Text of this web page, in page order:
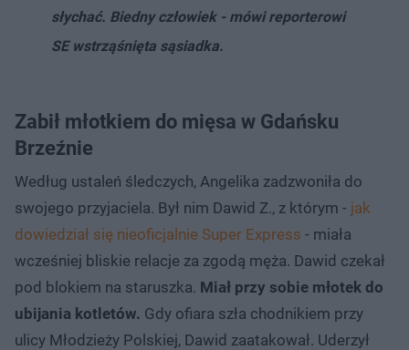
słychać. Biedny człowiek - mówi reporterowi
SE wstrząśnięta sąsiadka.
Zabił młotkiem do mięsa w Gdańsku
Brzeźnie
Według ustaleń śledczych, Angelika zadzwoniła do
swojego przyjaciela. Był nim Dawid Z., z którym - jak
dowiedział się nieoficjalnie Super Express - miała
wcześniej bliskie relacje za zgodą męża. Dawid czekał
pod blokiem na staruszka. Miał przy sobie młotek do
ubijania kotletów. Gdy ofiara szła chodnikiem przy
ulicy Młodzieży Polskiej, Dawid zaatakował. Uderzył